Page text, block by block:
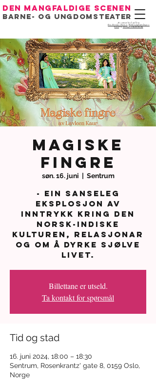
Eit samarbeid mellom
Det Norske Teatret ,Bondeungdomslaget i
OsloogNoregs Ungdomslag
Den mangfaldige scenen
Barne- og ungdomsteater
Magiske
Fingre
søn. 16. juni
  |
Sentrum
- ein sanseleg
eksplosjon av
inntrykk kring den
norsk-indiske
kulturen, relasjonar
og om å dyrke sjølve
livet.
Billettane er utseld.
Ta kontakt for spørsmål
Tid og stad
16. juni 2024, 18:00 – 18:30
Sentrum, Rosenkrantz' gate 8, 0159 Oslo,
Norge